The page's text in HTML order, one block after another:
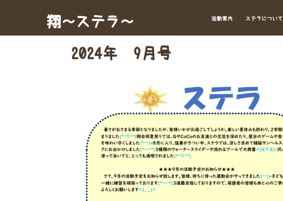
翔～ステラ～ 活動案内 ステラについて
2024年 9月号